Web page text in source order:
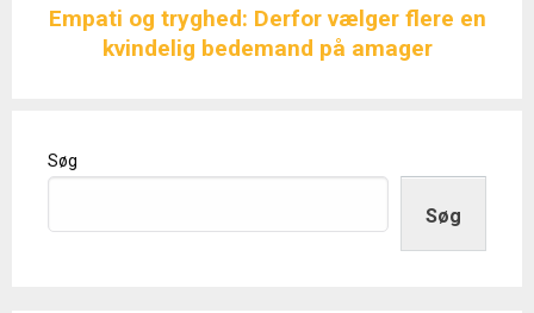
Empati og tryghed: Derfor vælger flere en
kvindelig bedemand på amager
Søg
Søg